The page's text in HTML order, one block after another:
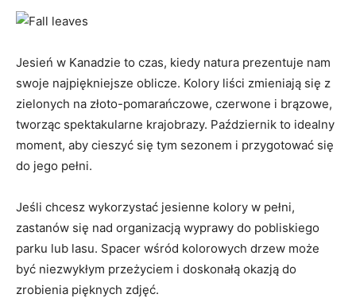
Jesień ‍w Kanadzie to czas, kiedy natura ‌prezentuje nam
swoje najpiękniejsze oblicze. Kolory liści zmieniają się z
zielonych na złoto-pomarańczowe, czerwone i brązowe,‍
tworząc spektakularne krajobrazy. Październik to idealny
moment, aby cieszyć się tym sezonem i ‍przygotować się
do jego pełni.
Jeśli⁢ chcesz wykorzystać jesienne kolory w pełni,
zastanów się nad organizacją⁢ wyprawy do ⁤pobliskiego
parku lub lasu. Spacer ⁣wśród kolorowych drzew może
być niezwykłym przeżyciem​ i doskonałą okazją do
zrobienia pięknych zdjęć.